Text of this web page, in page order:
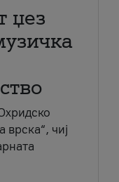
џез
врска“, чиј